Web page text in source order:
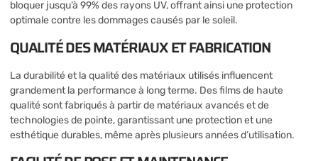
bloquer jusqu’à 99% des rayons UV, offrant ainsi une protection
optimale contre les dommages causés par le soleil.
QUALITÉ DES MATÉRIAUX ET FABRICATION
La durabilité et la qualité des matériaux utilisés influencent
grandement la performance à long terme. Des films de haute
qualité sont fabriqués à partir de matériaux avancés et de
technologies de pointe, garantissant une protection et une
esthétique durables, même après plusieurs années d’utilisation.